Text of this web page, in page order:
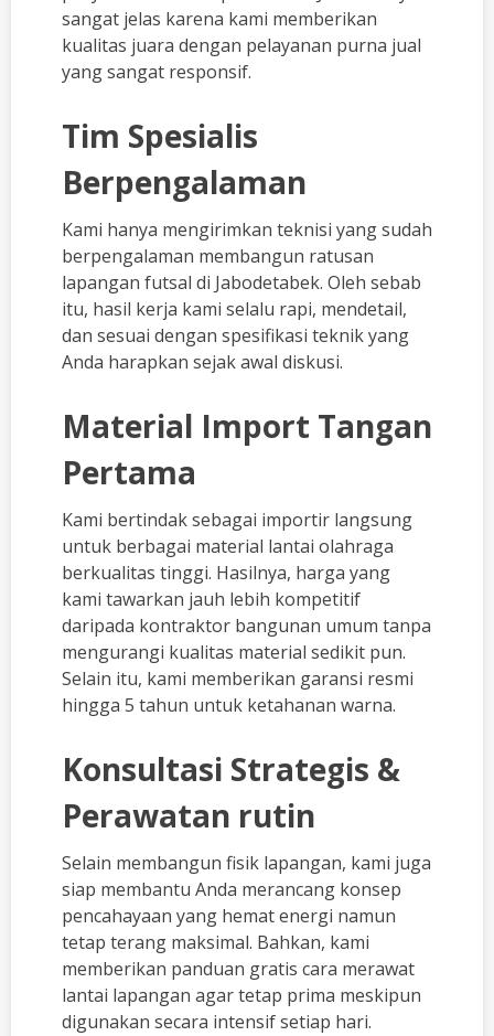
sangat jelas karena kami memberikan
kualitas juara dengan pelayanan purna jual
yang sangat responsif.
Tim Spesialis
Berpengalaman
Kami hanya mengirimkan teknisi yang sudah
berpengalaman membangun ratusan
lapangan futsal di Jabodetabek. Oleh sebab
itu, hasil kerja kami selalu rapi, mendetail,
dan sesuai dengan spesifikasi teknik yang
Anda harapkan sejak awal diskusi.
Material Import Tangan
Pertama
Kami bertindak sebagai importir langsung
untuk berbagai material lantai olahraga
berkualitas tinggi. Hasilnya, harga yang
kami tawarkan jauh lebih kompetitif
daripada kontraktor bangunan umum tanpa
mengurangi kualitas material sedikit pun.
Selain itu, kami memberikan garansi resmi
hingga 5 tahun untuk ketahanan warna.
Konsultasi Strategis &
Perawatan rutin
Selain membangun fisik lapangan, kami juga
siap membantu Anda merancang konsep
pencahayaan yang hemat energi namun
tetap terang maksimal. Bahkan, kami
memberikan panduan gratis cara merawat
lantai lapangan agar tetap prima meskipun
digunakan secara intensif setiap hari.